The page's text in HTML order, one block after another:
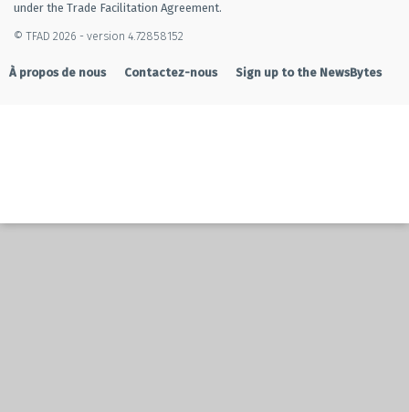
under the Trade Facilitation Agreement.
© TFAD 2026 - version 4.72858152
À propos de nous Contactez-nous Sign up to the NewsBytes